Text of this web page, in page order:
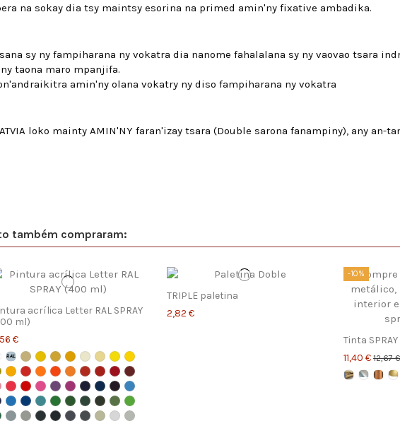
na sokay dia tsy maintsy esorina na primed amin'ny fixative ambadika.
sy ny fampiharana ny vokatra dia nanome fahalalana sy ny vaovao tsara
taona maro mpanjifa.
amin'ny olana vokatry ny diso fampiharana ny vokatra
loko mainty AMIN'NY faran'izay tsara (Double sarona fanampiny), any an-
também compraram:
acrílica Letter RAL SPRAY
ml)
€
TRIPLE paletina
2,82 €
-10%
Tinta
11,40 €12,67 €